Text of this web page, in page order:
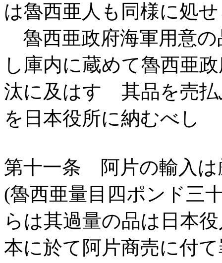
は魯西亜人も同様に処
魯西亜政府海軍用意の
し庫内に蔵めて魯西亜
汰に及はす 其品を売払
を日本役所に納むべし
第十一条 阿片の輸入
(魯西亜量目四ポンド三
らは其過量の品は日本
本に於て阿片商売に付